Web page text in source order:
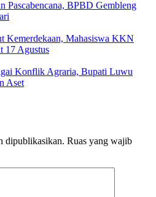
Pascabencana, BPBD Gembleng
Kemerdekaan, Mahasiswa KKN
17 Agustus
Konflik Agraria, Bupati Luwu
Aset
dipublikasikan. Ruas yang wajib